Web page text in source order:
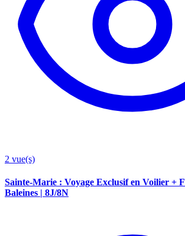
2 vue(s)
Sainte-Marie : Voyage Exclusif en Voilier +
Baleines | 8J/8N